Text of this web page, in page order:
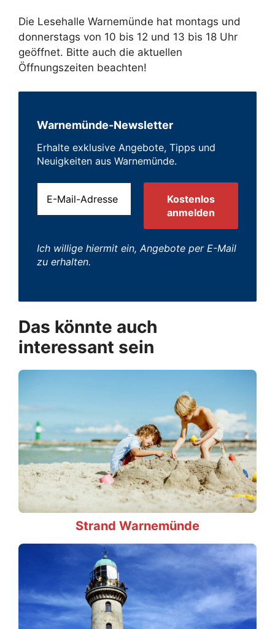
Die Lesehalle Warnemünde hat montags und
donnerstags von 10 bis 12 und 13 bis 18 Uhr
geöffnet. Bitte auch die aktuellen
Öffnungszeiten beachten!
Warnemünde-Newsletter
Erhalte exklusive Angebote, Tipps und
Neuigkeiten aus Warnemünde.
Ich willige hiermit ein, Angebote per E-Mail
zu erhalten.
Das könnte auch
interessant sein
Strand Warnemünde